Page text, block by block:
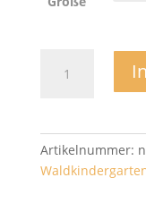
Tuvalu
Menge
Artikelnummer: